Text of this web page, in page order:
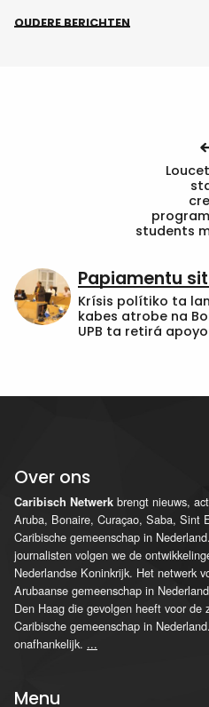
OUDERE BERICHTEN
students
Papiamentu
Krísis polítiko ta
kabes atrobe na
UPB ta retirá apoyo
Over ons
Caribisch Netwerk brengt nieuws,
Aruba, Bonaire, Curaçao, Saba, Sint
Caribische gemeenschap in
journalisten volgen we de
Nederlandse Koninkrijk. Het netwerk
Arubaanse gemeenschap in
Den Haag die gevolgen heeft voor de
Caribische gemeenschap in
onafhankelijk. ...
Menu